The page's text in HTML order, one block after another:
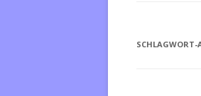
SCHLAGWORT-